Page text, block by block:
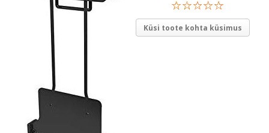
Küsi toote kohta küsimus